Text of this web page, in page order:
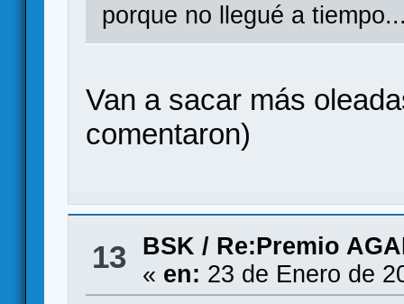
porque no llegué a
Van a sacar más
comentaron)
13 BSK / Re:Premio
« en: 23 de Enero de